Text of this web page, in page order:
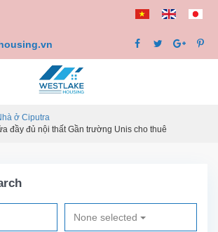
ở Ciputra
đầy đủ nội thất Gần trường Unis cho thuê
None selected